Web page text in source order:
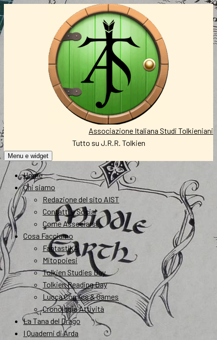
Associazione Italiana Studi Tolkieniani
Tutto su J.R.R. Tolkien
Menu e widget
Home
Chi siamo
Redazione del sito AIST
Contatti e Social
Come Associarsi
Cosa Facciamo
FantastikA
Mitopoiesi
Tolkien Studies Day
Tolkien Reading Day
Lucca Comics & Games
Cronologia Attività
La Tana del Drago
I Quaderni di Arda